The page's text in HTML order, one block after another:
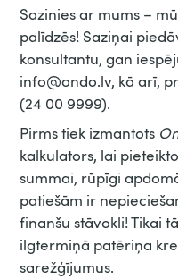
Sazinies ar mums –
palīdzēs! Saziņai
konsultantu, gan
info@ondo.lv, kā arī,
(24 00 9999).
Pirms tiek izmantots
kalkulators, lai
summai, rūpīgi
patiešām ir
finanšu stāvokli! Tikai
ilgtermiņā patēriņa
sarežģījumus.